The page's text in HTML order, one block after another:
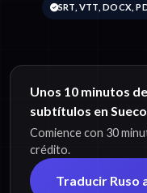
SRT, VTT, DOCX,
Unos 10 minutos
subtítulos en Sueco
Comience con 30
crédito.
Traducir Ruso